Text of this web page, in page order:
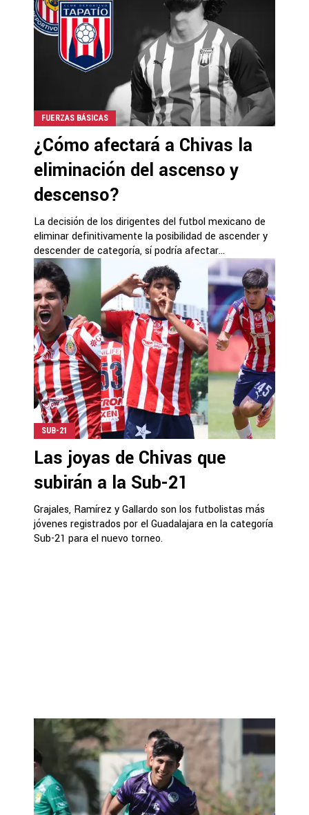
FUERZAS BÁSICAS
¿Cómo afectará a Chivas la
eliminación del ascenso y
descenso?
La decisión de los dirigentes del futbol mexicano de
eliminar definitivamente la posibilidad de ascender y
descender de categoría, sí podría afectar...
SUB-21
Las joyas de Chivas que
subirán a la Sub-21
Grajales, Ramírez y Gallardo son los futbolistas más
jóvenes registrados por el Guadalajara en la categoría
Sub-21 para el nuevo torneo.